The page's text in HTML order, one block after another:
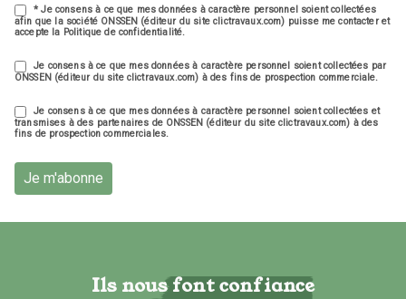
* Je consens à ce que mes données à caractère personnel soient collectées
afin que la société ONSSEN (éditeur du site clictravaux.com) puisse me contacter et
accepte la Politique de confidentialité.
Je consens à ce que mes données à caractère personnel soient collectées par
ONSSEN (éditeur du site clictravaux.com) à des fins de prospection commerciale.
Je consens à ce que mes données à caractère personnel soient collectées et
transmises à des partenaires de ONSSEN (éditeur du site clictravaux.com) à des
fins de prospection commerciales.
Je m'abonne
Ils nous font confiance